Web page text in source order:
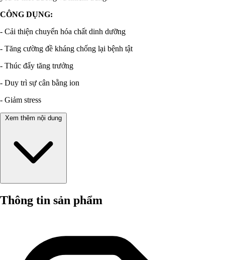
CÔNG DỤNG:
- Cải thiện chuyển hóa chất dinh dưỡng
- Tăng cường đề kháng chống lại bệnh tật
- Thúc đẩy tăng trưởng
- Duy trì sự cân bằng ion
- Giảm stress
Xem thêm nội dung
Thông tin sản phẩm